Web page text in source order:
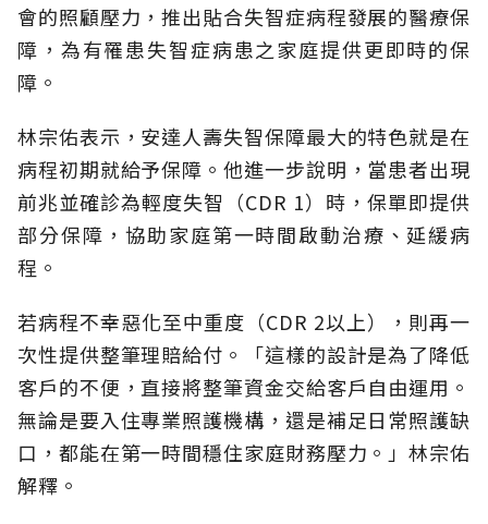
會的照顧壓力，推出貼合失智症病程發展的醫療保
障，為有罹患失智症病患之家庭提供更即時的保
障。
林宗佑表示，安達人壽失智保障最大的特色就是在
病程初期就給予保障。他進一步說明，當患者出現
前兆並確診為輕度失智（CDR 1）時，保單即提供
部分保障，協助家庭第一時間啟動治療、延緩病
程。
若病程不幸惡化至中重度（CDR 2以上），則再一
次性提供整筆理賠給付。「這樣的設計是為了降低
客戶的不便，直接將整筆資金交給客戶自由運用。
無論是要入住專業照護機構，還是補足日常照護缺
口，都能在第一時間穩住家庭財務壓力。」林宗佑
解釋。